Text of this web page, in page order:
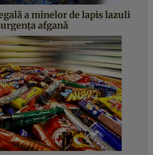
a minelor de lapis lazuli
afgană